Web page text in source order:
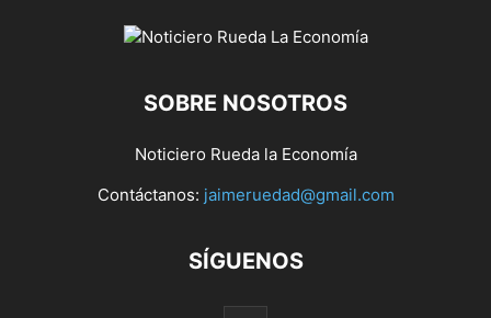
SOBRE NOSOTROS
Noticiero Rueda la Economía
Contáctanos: jaimeruedad@gmail.com
SÍGUENOS